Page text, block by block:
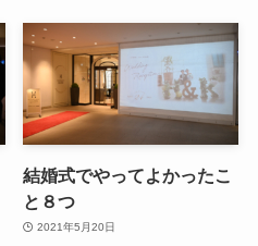
結婚式でやってよかったこ
と８つ
2021年5月20日